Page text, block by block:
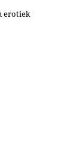
erotiek